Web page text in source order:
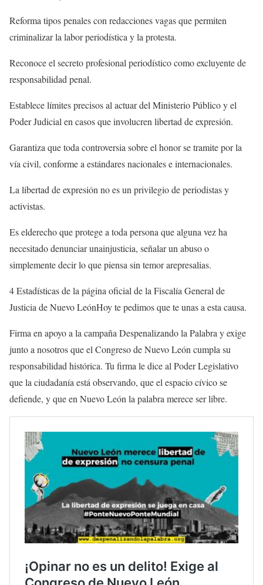
Reforma tipos penales con redacciones vagas que permiten
criminalizar la labor periodística y la protesta.
Reconoce el secreto profesional periodístico como excluyente de
responsabilidad penal.
Establece límites precisos al actuar del Ministerio Público y el
Poder Judicial en casos que involucren libertad de expresión.
Garantiza que toda controversia sobre el honor se tramite por la
vía civil, conforme a estándares nacionales e internacionales.
La libertad de expresión no es un privilegio de periodistas y
activistas.
Es elderecho que protege a toda persona que alguna vez ha
necesitado denunciar unainjusticia, señalar un abuso o
simplemente decir lo que piensa sin temor arepresalias.
4 Estadísticas de la página oficial de la Fiscalía General de
Justicia de Nuevo LeónHoy te pedimos que te unas a esta causa.
Firma en apoyo a la campaña Despenalizando la Palabra y exige
junto a nosotros que el Congreso de Nuevo León cumpla su
responsabilidad histórica. Tu firma le dice al Poder Legislativo
que la ciudadanía está observando, que el espacio cívico se
defiende, y que en Nuevo León la palabra merece ser libre.